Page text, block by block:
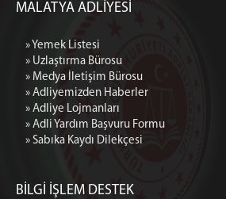
MALATYA ADLİYESİ
» Yemek Listesi
» Uzlaştırma Bürosu
» Medya İletişim Bürosu
» Adliyemizden Haberler
» Adliye Lojmanları
» Adli Yardım Başvuru Formu
» Sabıka Kaydı Dilekçesi
BİLGİ İŞLEM DESTEK